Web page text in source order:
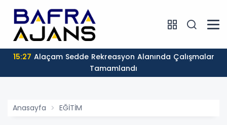
15:27
Tamamlandı
Anasayfa EĞİTİM